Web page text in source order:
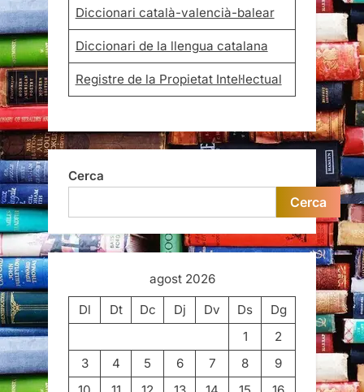
Diccionari català-valencià-balear
Diccionari de la llengua catalana
Registre de la Propietat Intel·lectual
Cerca
Cerca
agost 2026
Dl
Dt Dc Dj Dv Ds
Dg
1
2
3
4 5 6 7 8
9